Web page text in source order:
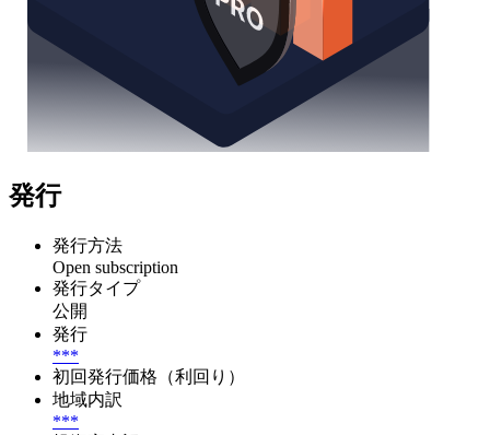
発行
発行方法
Open subscription
発行タイプ
公開
発行
***
初回発行価格（利回り）
地域内訳
***